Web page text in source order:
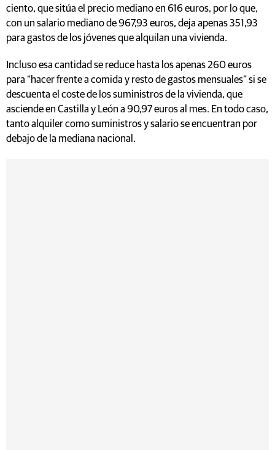
ciento, que sitúa el precio mediano en 616 euros, por lo que,
con un salario mediano de 967,93 euros, deja apenas 351,93
para gastos de los jóvenes que alquilan una vivienda.
Incluso esa cantidad se reduce hasta los apenas 260 euros
para “hacer frente a comida y resto de gastos mensuales” si se
descuenta el coste de los suministros de la vivienda, que
asciende en Castilla y León a 90,97 euros al mes. En todo caso,
tanto alquiler como suministros y salario se encuentran por
debajo de la mediana nacional.